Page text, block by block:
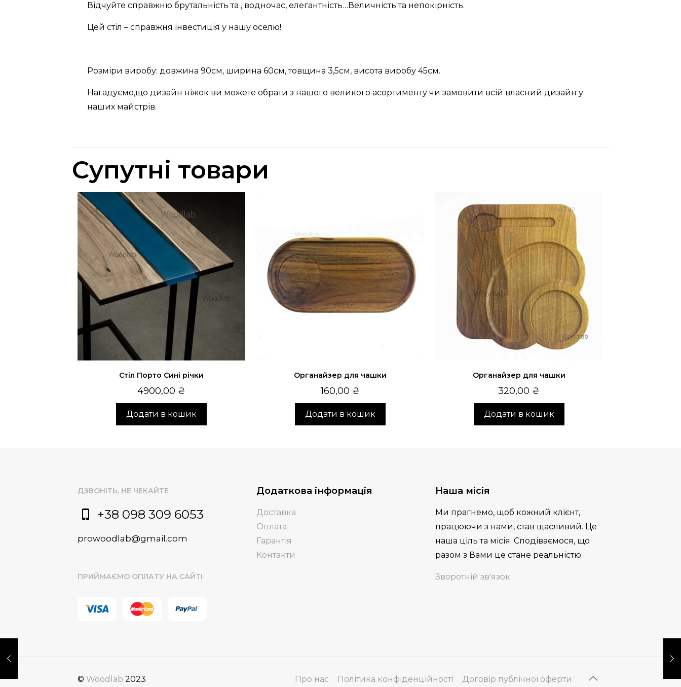
Відчуйте справжню брутальність та , водночас, елегантність…Величність та непокірність.
Цей стіл – справжня інвестиція у нашу оселю!
Розміри виробу: довжина 90см, ширина 60см, товщина 3,5см, висота виробу 45см.
Нагадуємо,що дизайн ніжок ви можете обрати з нашого великого асортименту чи замовити всій власний дизайн у
наших майстрів.
Супутні товари
Стіл Порто Сині річки
4900,00 ₴
Додати в кошик
Органайзер для чашки
160,00 ₴
Додати в кошик
Органайзер для чашки
320,00 ₴
Додати в кошик
ДЗВОНІТЬ, НЕ ЧЕКАЙТЕ
+38 098 309 6053
prowoodlab@gmail.com
ПРИЙМАЄМО ОПЛАТУ НА САЙТІ
Додаткова інформація
Доставка
Оплата
Гарантія
Контакти
Наша місія
Ми прагнемо, щоб кожний клієнт,
працюючи з нами, став щасливий. Це
наша ціль та місія. Сподіваємося, що
разом з Вами це стане реальністю.
Зворотній зв'язок
© Woodlab 2023 Про нас Політика конфіденційності Договір публічної оферти